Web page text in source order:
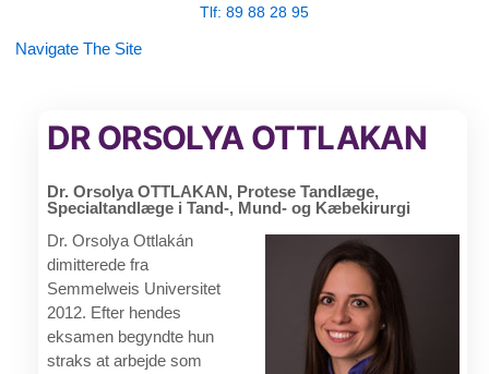
Tlf: 89 88 28 95
Navigate The Site
DR ORSOLYA OTTLAKAN
Dr. Orsolya OTTLAKAN, Protese Tandlæge,
Specialtandlæge i Tand-, Mund- og Kæbekirurgi
Dr. Orsolya Ottlakán
dimitterede fra
Semmelweis Universitet
2012. Efter hendes
eksamen begyndte hun
straks at arbejde som